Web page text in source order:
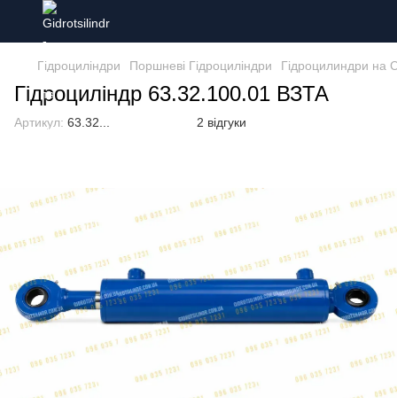
Гідроциліндри Поршневі Гідроциліндри Гідроцилиндри на
Гідроциліндр 63.32.100.01 ВЗТА
Артикул: 63.32... 2 відгуки